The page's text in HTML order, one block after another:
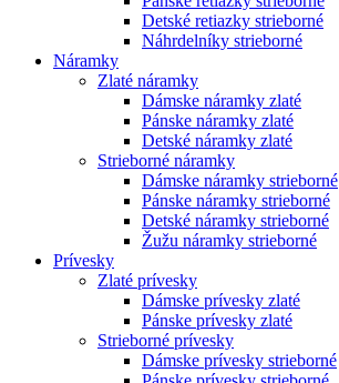
Detské retiazky strieborné
Náhrdelníky strieborné
Náramky
Zlaté náramky
Dámske náramky zlaté
Pánske náramky zlaté
Detské náramky zlaté
Strieborné náramky
Dámske náramky strieborné
Pánske náramky strieborné
Detské náramky strieborné
Žužu náramky strieborné
Prívesky
Zlaté prívesky
Dámske prívesky zlaté
Pánske prívesky zlaté
Strieborné prívesky
Dámske prívesky strieborné